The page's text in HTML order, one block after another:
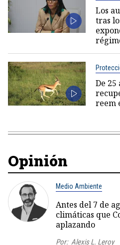
Los
tras
De 25
reem
Opinión
Medio Ambiente
Antes del 7 de
climáticas que
aplazando
Por: Alexis L. Leroy